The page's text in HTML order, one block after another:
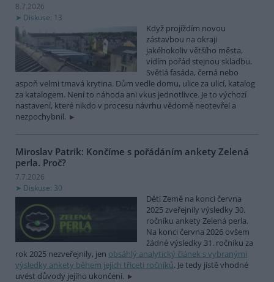
8.7.2026
Diskuse: 13
Když projíždím novou
zástavbou na okraji
jakéhokoliv většího města,
vidím pořád stejnou skladbu.
Světlá fasáda, černá nebo
aspoň velmi tmavá krytina. Dům vedle domu, ulice za ulicí, katalog
za katalogem. Není to náhoda ani vkus jednotlivce. Je to výchozí
nastavení, které nikdo v procesu návrhu vědomě neotevřel a
nezpochybnil.
Miroslav Patrik: Končíme s pořádáním ankety Zelená
perla. Proč?
7.7.2026
Diskuse: 30
Děti Země na konci června
2025 zveřejnily výsledky 30.
ročníku ankety Zelená perla.
Na konci června 2026 ovšem
žádné výsledky 31. ročníku za
rok 2025 nezveřejnily, jen obsáhlý analytický článek s vybranými
výsledky ankety během jejích třiceti ročníků. Je tedy jistě vhodné
uvést důvody jejího ukončení.